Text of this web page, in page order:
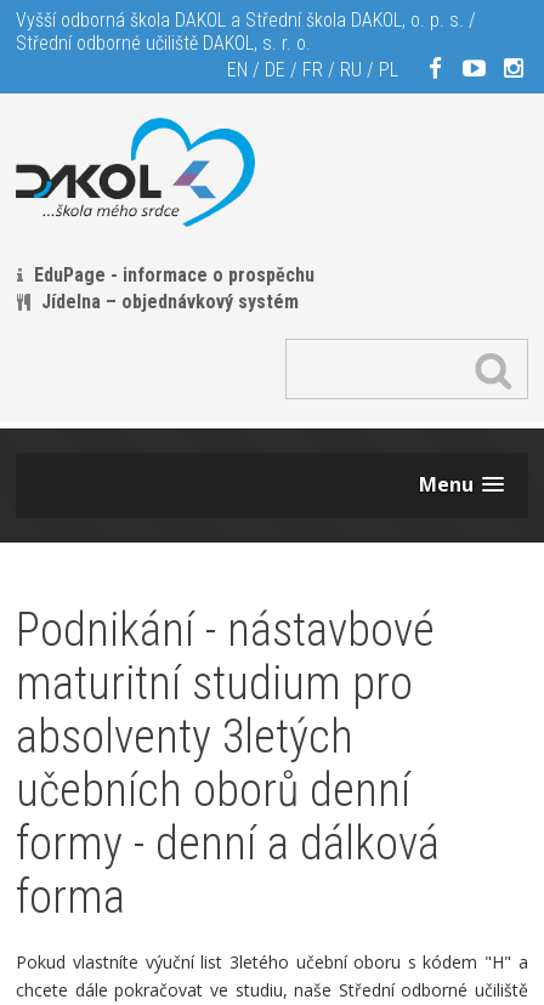
Vyšší odborná škola DAKOL a Střední škola DAKOL, o. p. s. /
Střední odborné učiliště DAKOL, s. r. o.
EN / DE / FR/ RU / PL
EduPage - informace o prospěchu
Jídelna – objednávkový systém
Menu
Podnikání - nástavbové
maturitní studium pro
absolventy 3letých
učebních oborů denní
formy - denní a dálková
forma
Pokud vlastníte výuční list 3letého učební oboru s kódem "H" a
chcete dále pokračovat ve studiu, naše Střední odborné učiliště